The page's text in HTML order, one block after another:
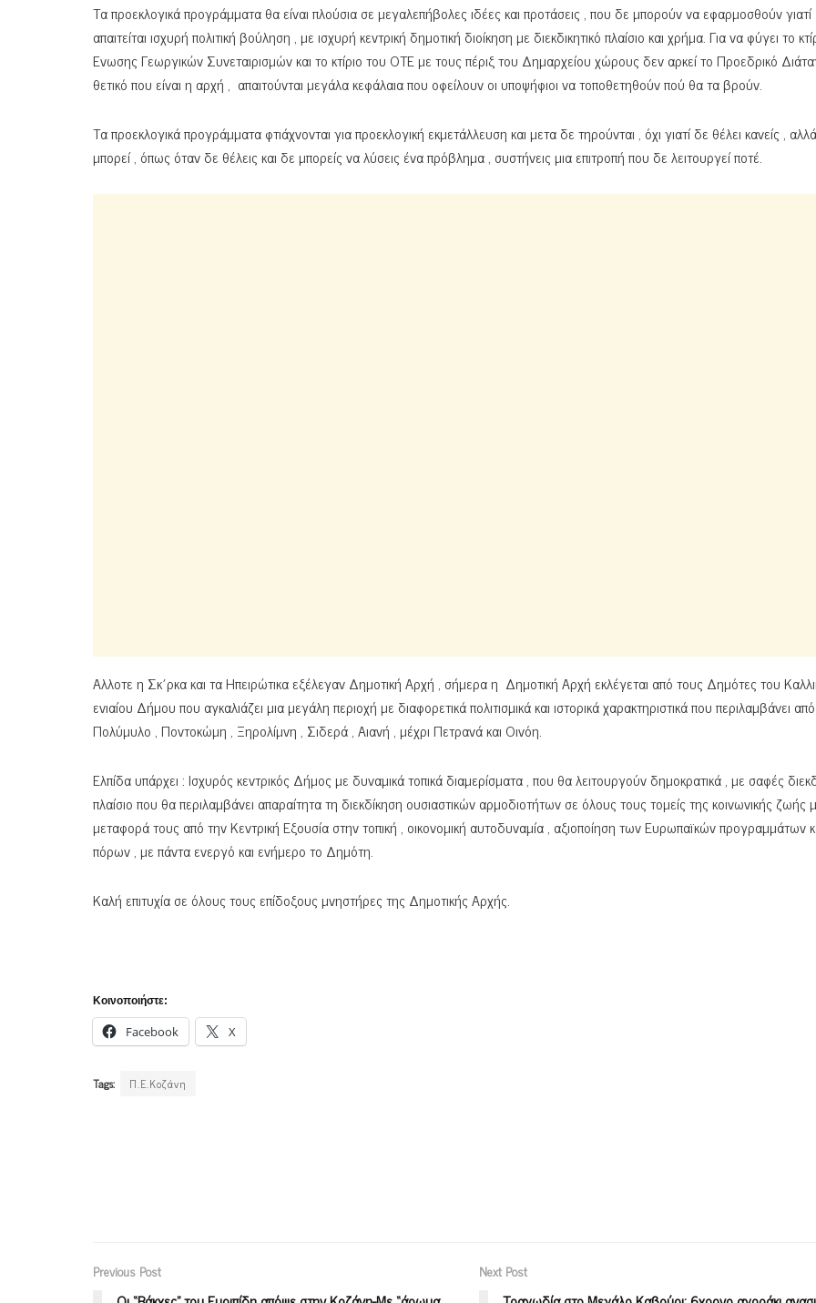
Τα προεκλογικά προγράμματα θα είναι πλούσια σε μεγαλεπήβολες ιδέες και προτάσεις , που δε μπορούν να εφαρμοσθούν γιατί
απαιτείται ισχυρή πολιτική βούληση , με ισχυρή κεντρική δημοτική διοίκηση με διεκδικητικό πλαίσιο και χρήμα. Για να φύγει το
Ενωσης Γεωργικών Συνεταιρισμών και το κτίριο του ΟΤΕ με τους πέριξ του Δημαρχείου χώρους δεν αρκεί το Προεδρικό
θετικό που είναι η αρχή , απαιτούνται μεγάλα κεφάλαια που οφείλουν οι υποψήφιοι να τοποθετηθούν πού θα τα βρούν.
Τα προεκλογικά προγράμματα φτιάχνονται για προεκλογική εκμετάλλευση και μετα δε τηρούνται , όχι γιατί δε θέλει κανείς ,
μπορεί , όπως όταν δε θέλεις και δε μπορείς να λύσεις ένα πρόβλημα , συστήνεις μια επιτροπή που δε λειτουργεί ποτέ.
Αλλοτε η Σκ΄ρκα και τα Ηπειρώτικα εξέλεγαν Δημοτική Αρχή , σήμερα η Δημοτική Αρχή εκλέγεται από τους Δημότες του
ενιαίου Δήμου που αγκαλιάζει μια μεγάλη περιοχή με διαφορετικά πολιτισμικά και ιστορικά χαρακτηριστικά που περιλαμβάνει από
Πολύμυλο , Ποντοκώμη , Ξηρολίμνη , Σιδερά , Αιανή , μέχρι Πετρανά και Οινόη.
Ελπίδα υπάρχει : Ισχυρός κεντρικός Δήμος με δυναμικά τοπικά διαμερίσματα , που θα λειτουργούν δημοκρατικά , με σαφές
πλαίσιο που θα περιλαμβάνει απαραίτητα τη διεκδίκηση ουσιαστικών αρμοδιοτήτων σε όλους τους τομείς της κοινωνικής ζωής
μεταφορά τους από την Κεντρική Εξουσία στην τοπική , οικονομική αυτοδυναμία , αξιοποίηση των Ευρωπαϊκών προγραμμάτων
πόρων , με πάντα ενεργό και ενήμερο το Δημότη.
Καλή επιτυχία σε όλους τους επίδοξους μνηστήρες της Δημοτικής Αρχής.
Κοινοποιήστε:
Facebook X
Tags: Π.Ε.Κοζάνη
Previous Post Next Post